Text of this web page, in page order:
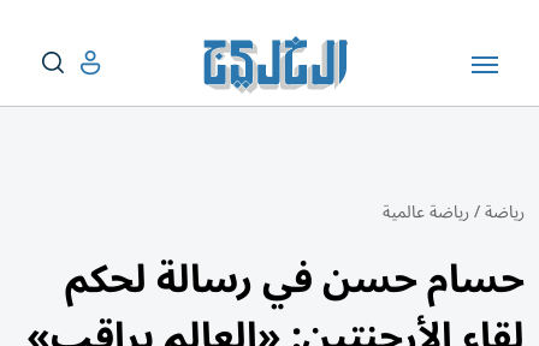
رياضة/رياضة عالمية
حسام حسن في رسالة لحكم